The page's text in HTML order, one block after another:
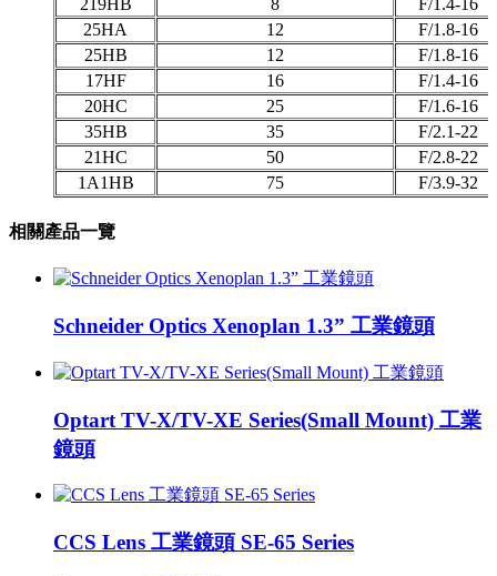
25HA
12
F/1.8-16
25HB
12
F/1.8-16
17HF
16
F/1.4-16
20HC
25
F/1.6-16
35HB
35
F/2.1-22
21HC
50
F/2.8-22
1A1HB
75 F/3.9-32
相關產品一覽
Schneider Optics Xenoplan 1.3” 工業鏡頭
Optart TV-X/TV-XE Series(Small Mount) 工業
鏡頭
CCS Lens 工業鏡頭 SE-65 Series